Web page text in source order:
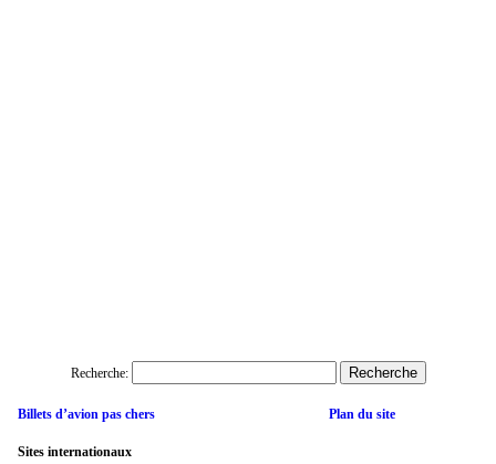
Recherche:
Billets d’avion pas chers Plan du site
Sites internationaux